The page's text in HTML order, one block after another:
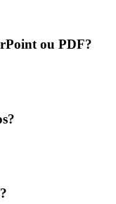
ou PDF?